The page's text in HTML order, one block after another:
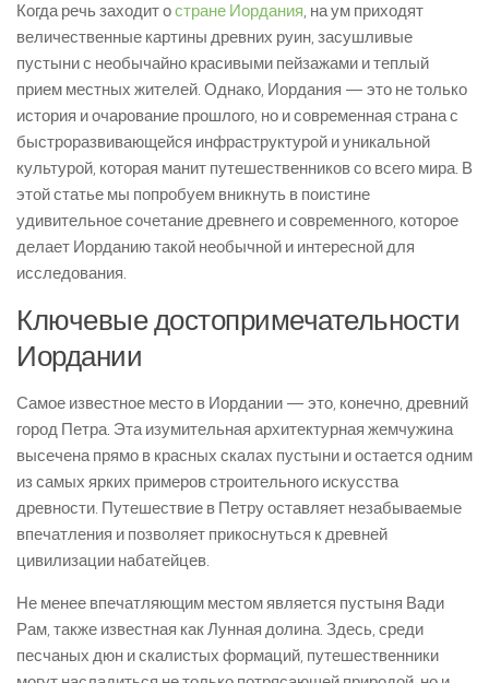
Когда речь заходит остране Иордания, на ум приходят
величественные картины древних руин, засушливые
пустыни с необычайно красивыми пейзажами и теплый
прием местных жителей. Однако, Иордания — это не только
история и очарование прошлого, но и современная страна с
быстроразвивающейся инфраструктурой и уникальной
культурой, которая манит путешественников со всего мира. В
этой статье мы попробуем вникнуть в поистине
удивительное сочетание древнего и современного, которое
делает Иорданию такой необычной и интересной для
исследования.
Ключевые достопримечательности
Иордании
Самое известное место в Иордании — это, конечно, древний
город Петра. Эта изумительная архитектурная жемчужина
высечена прямо в красных скалах пустыни и остается одним
из самых ярких примеров строительного искусства
древности. Путешествие в Петру оставляет незабываемые
впечатления и позволяет прикоснуться к древней
цивилизации набатейцев.
Не менее впечатляющим местом является пустыня Вади
Рам, также известная как Лунная долина. Здесь, среди
песчаных дюн и скалистых формаций, путешественники